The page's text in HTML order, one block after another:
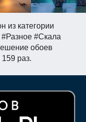
из категории
#Скала
обоев
раз.